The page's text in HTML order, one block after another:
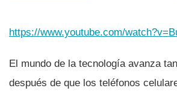
https://www.youtube.com/
El mundo de la tecnologí­a avanza
después de que los teléfonos